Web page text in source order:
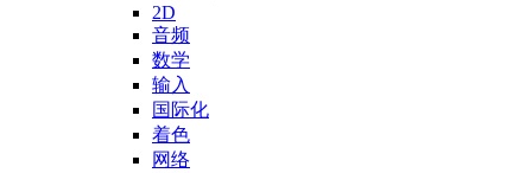
2D
音频
数学
输入
国际化
着色
网络